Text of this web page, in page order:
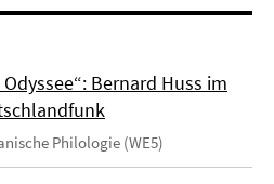
Bernard Huss im
Philologie (WE5)